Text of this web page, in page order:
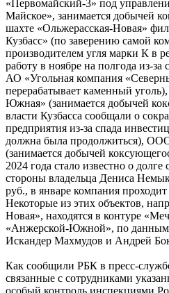
«Первомайский-3» под
Майское», занимается добычей
шахте «Ольжерасская-Новая»
Кузбасс» (по заверению самой
производителем угля марки К в
работу в ноябре на полгода из-
АО «Угольная компания
перерабатывает каменный
Южная» (занимается добычей
власти Кузбасса сообщали о
предприятия из-за спада
должна была продолжиться),
(занимается добычей
2024 года стало известно о
стороны владельца Дениса
руб., в январе компания
Некоторые из этих объектов,
Новая», находятся в контуре
«Анжерской-Южной», по
Искандер Махмудов и Андрей
Как сообщили РБК в пресс-
связанные с сотрудниками
особый контроль инспекциями